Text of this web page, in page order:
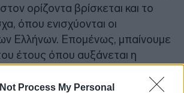
Process My Personal
ορίζοντα βρίσκεται και το
όπου ενισχύονται οι
Ελλήνων. Επομένως, μπαίνουμε
έτους όπου αυξάνεται η